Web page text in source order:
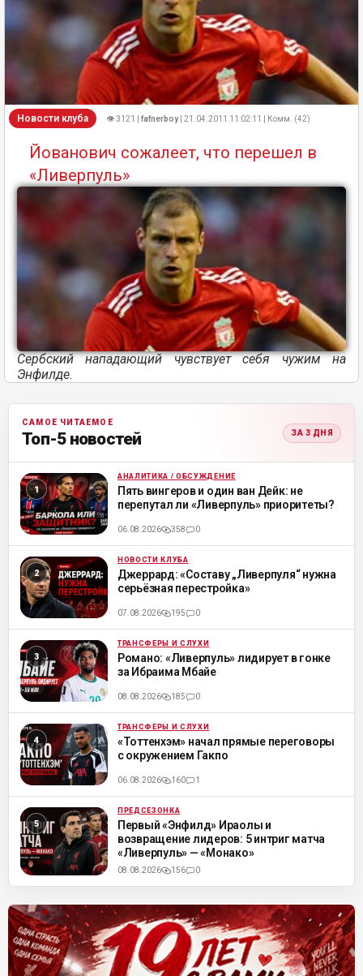
Новости клуба 👁 3121 | fafnerboy| 21.04.2011 11:02:11 | Комм. (42)
Йованович сожалеет, что перешел в
«Ливерпуль»
Сербский нападающий чувствует себя чужим на
Энфилде.
САМОЕ ЧИТАЕМОЕ
Топ-5 новостей ЗА 3 ДНЯ
ML АНАЛИТИКА / ОБСУЖДЕНИЕ
Пять вингеров и один ван Дейк: не
перепутал ли «Ливерпуль» приоритеты?
06.08.2026 358 0
ML НОВОСТИ КЛУБА
Джеррард: «Составу „Ливерпуля“ нужна
серьёзная перестройка»
07.08.2026 195 0
ML ТРАНСФЕРЫ И СЛУХИ
Романо: «Ливерпуль» лидирует в гонке
за Ибраима Мбайе
08.08.2026 185 0
ML ТРАНСФЕРЫ И СЛУХИ
«Тоттенхэм» начал прямые переговоры
с окружением Гакпо
06.08.2026 160 1
ML ПРЕДСЕЗОНКА
Первый «Энфилд» Ираолы и
возвращение лидеров: 5 интриг матча
«Ливерпуль» — «Монако»
08.08.2026 156 0